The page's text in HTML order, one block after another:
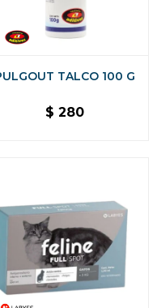
TALCO 100 G
$ 280